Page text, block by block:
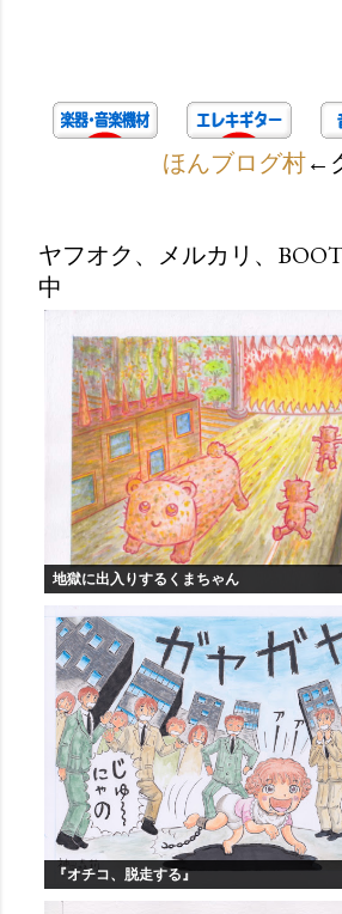
ほんブログ村←
ヤフオク、メルカリ、
中
地獄に出入りするくまちゃん
『オチコ、脱走する』